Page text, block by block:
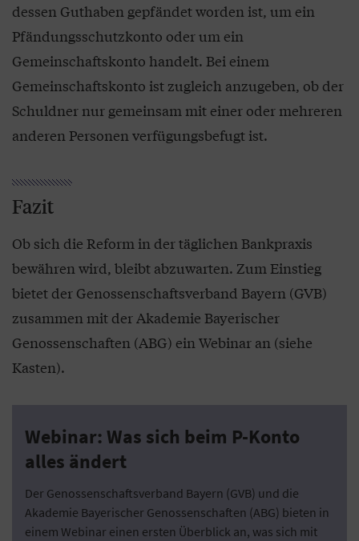
dessen Guthaben gepfändet worden ist, um ein
Pfändungsschutzkonto oder um ein
Gemeinschaftskonto handelt. Bei einem
Gemeinschaftskonto ist zugleich anzugeben, ob der
Schuldner nur gemeinsam mit einer oder mehreren
anderen Personen verfügungsbefugt ist.
Fazit
Ob sich die Reform in der täglichen Bankpraxis
bewähren wird, bleibt abzuwarten. Zum Einstieg
bietet der Genossenschaftsverband Bayern (GVB)
zusammen mit der Akademie Bayerischer
Genossenschaften (ABG) ein Webinar an (siehe
Kasten).
Webinar: Was sich beim P-Konto
alles ändert
Der Genossenschaftsverband Bayern (GVB) und die
Akademie Bayerischer Genossenschaften (ABG) bieten in
einem Webinar einen ersten Überblick an, was sich mit